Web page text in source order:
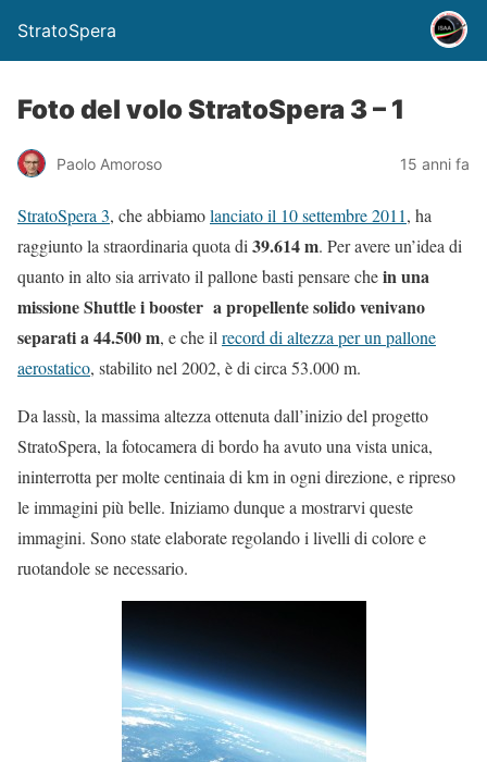
StratoSpera
Foto del volo StratoSpera 3 – 1
Paolo Amoroso 15 anni fa
StratoSpera 3, che abbiamolanciato il 10 settembre 2011, ha
raggiunto la straordinaria quota di 39.614 m. Per avere un’idea di
quanto in alto sia arrivato il pallone basti pensare chein una
missione Shuttle i booster a propellente solido venivano
separati a 44.500 m, e che il record di altezza per un pallone
aerostatico, stabilito nel 2002, è di circa 53.000 m.
Da lassù, la massima altezza ottenuta dall’inizio del progetto
StratoSpera, la fotocamera di bordo ha avuto una vista unica,
ininterrotta per molte centinaia di km in ogni direzione, e ripreso
le immagini più belle. Iniziamo dunque a mostrarvi queste
immagini. Sono state elaborate regolando i livelli di colore e
ruotandole se necessario.